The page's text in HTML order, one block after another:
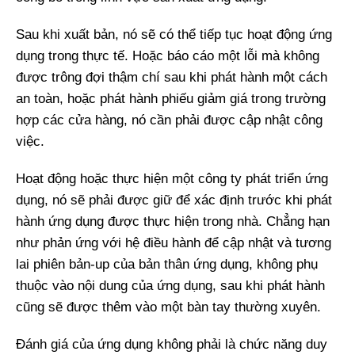
Sau khi xuất bản, nó sẽ có thể tiếp tục hoạt động ứng
dụng trong thực tế. Hoặc báo cáo một lỗi mà không
được trông đợi thậm chí sau khi phát hành một cách
an toàn, hoặc phát hành phiếu giảm giá trong trường
hợp các cửa hàng, nó cần phải được cập nhật công
việc.
Hoạt động hoặc thực hiện một công ty phát triển ứng
dụng, nó sẽ phải được giữ để xác định trước khi phát
hành ứng dụng được thực hiện trong nhà. Chẳng hạn
như phản ứng với hệ điều hành để cập nhật và tương
lai phiên bản-up của bản thân ứng dụng, không phụ
thuộc vào nội dung của ứng dụng, sau khi phát hành
cũng sẽ được thêm vào một bàn tay thường xuyên.
Đánh giá của ứng dụng không phải là chức năng duy